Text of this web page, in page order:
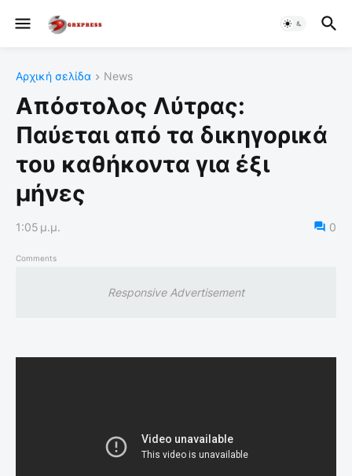
Αρχική σελίδα News
Απόστολος Λύτρας:
Παύεται από τα δικηγορικά
του καθήκοντα για έξι
μήνες
1:05 μ.μ. 0
Comments
Responsive Advertisement